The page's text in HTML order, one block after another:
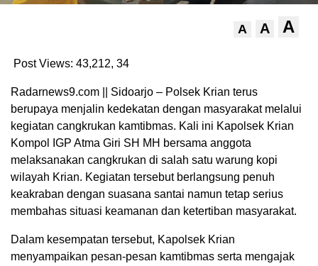
A A A
Post Views: 43,212, 34
Radarnews9.com || Sidoarjo – Polsek Krian terus
berupaya menjalin kedekatan dengan masyarakat melalui
kegiatan cangkrukan kamtibmas. Kali ini Kapolsek Krian
Kompol IGP Atma Giri SH MH bersama anggota
melaksanakan cangkrukan di salah satu warung kopi
wilayah Krian. Kegiatan tersebut berlangsung penuh
keakraban dengan suasana santai namun tetap serius
membahas situasi keamanan dan ketertiban masyarakat.
Dalam kesempatan tersebut, Kapolsek Krian
menyampaikan pesan-pesan kamtibmas serta mengajak